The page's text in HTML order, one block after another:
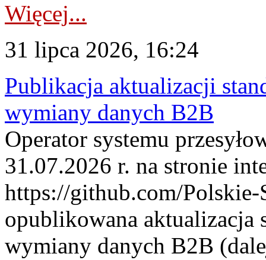
Więcej...
31 lipca 2026, 16:24
Publikacja aktualizacji
wymiany danych B2B
Operator systemu
31.07.2026 r. na stronie
https://github.com/Polskie-
opublikowana aktualizacja
wymiany danych B2B